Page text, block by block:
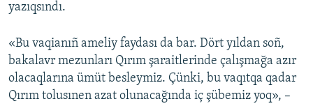
yazıqsındı.
«Bu vaqianıñ ameliy faydası da bar. Dört yıldan soñ,
bakalavr mezunları Qırım şaraitlerinde çalışmağa azır
olacaqlarına ümüt besleymiz. Çünki, bu vaqıtqa qadar
Qırım tolusınen azat olunacağında iç şübemiz yoq», –